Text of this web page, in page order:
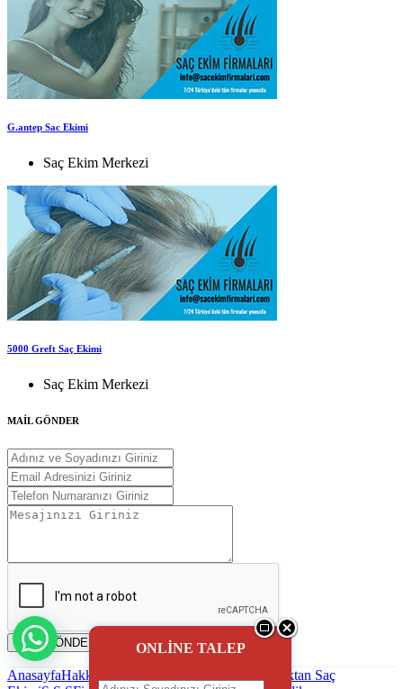
G.antep Sac Ekimi
Saç Ekim Merkezi
5000 Greft Saç Ekimi
Saç Ekim Merkezi
MAİL GÖNDER
MAİL GÖNDER
AnasayfaHakkımızda
Uzaktan Saç
ONLİNE TALEP